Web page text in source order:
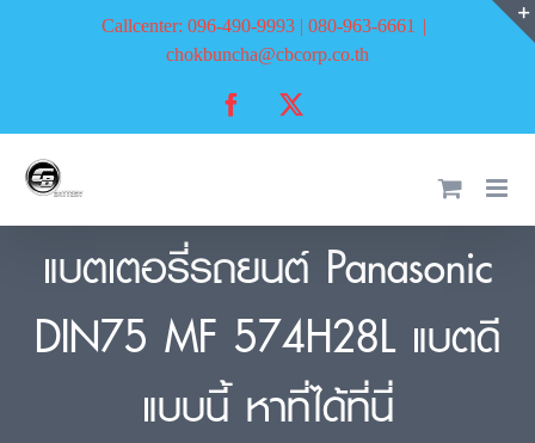
Callcenter: 096-490-9993 | 080-963-6661 |
chokbuncha@cbcorp.co.th
Facebook
แบตเตอรี่รถยนต์ Panasonic
DIN75 MF 574H28L แบตดี
แบบนี้ หาที่ได้ที่นี่